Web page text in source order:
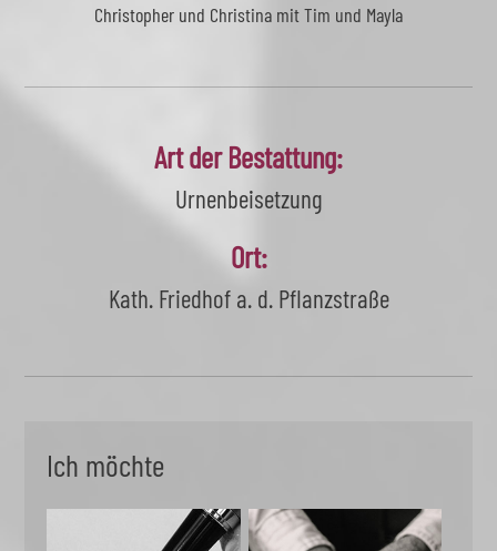
Christopher und Christina mit Tim und Mayla
Art der Bestattung:
Urnenbeisetzung
Ort:
Kath. Friedhof a. d. Pflanzstraße
Ich möchte